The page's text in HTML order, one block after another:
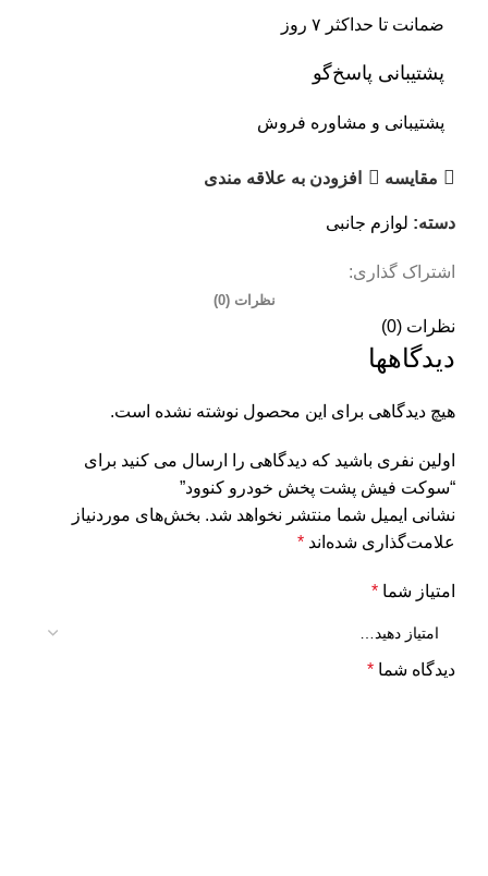
ضمانت تا حداکثر ۷ روز
پشتیبانی پاسخ‌گو
پشتیبانی و مشاوره فروش
مقایسه افزودن به علاقه مندی
دسته: لوازم جانبی
اشتراک گذاری:
نظرات (0)
نظرات (0)
دیدگاهها
هیچ دیدگاهی برای این محصول نوشته نشده است.
اولین نفری باشید که دیدگاهی را ارسال می کنید برای
“سوکت فیش پشت پخش خودرو کنوود”
نشانی ایمیل شما منتشر نخواهد شد. بخش‌های موردنیاز
علامت‌گذاری شده‌اند *
امتیاز شما *
دیدگاه شما *